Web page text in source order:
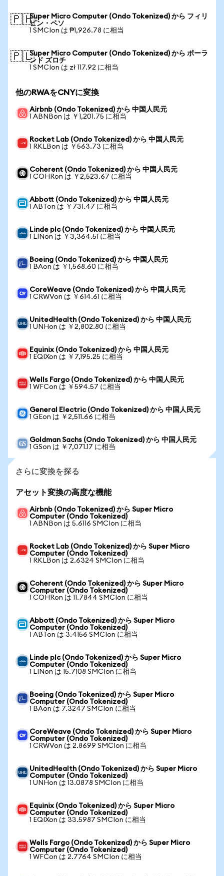
🇵🇭Super Micro Computer (Ondo Tokenized) から フィリ
ピン・ペソ
1 SMCIon は ₱1,926.78 に相当
🇵🇱Super Micro Computer (Ondo Tokenized) から ポーラ
ンド ズロチ
1 SMCIon は zł 117.92 に相当
他のRWAをCNYに変換
Airbnb (Ondo Tokenized) から 中国人民元
1 ABNBon は ￥1,201.75 に相当
Rocket Lab (Ondo Tokenized) から 中国人民元
1 RKLBon は ￥563.73 に相当
Coherent (Ondo Tokenized) から 中国人民元
1 COHRon は ￥2,523.67 に相当
Abbott (Ondo Tokenized) から 中国人民元
1 ABTon は ￥731.47 に相当
Linde plc (Ondo Tokenized) から 中国人民元
1 LINon は ￥3,364.51 に相当
Boeing (Ondo Tokenized) から 中国人民元
1 BAon は ￥1,568.60 に相当
CoreWeave (Ondo Tokenized) から 中国人民元
1 CRWVon は ￥614.61 に相当
UnitedHealth (Ondo Tokenized) から 中国人民元
1 UNHon は ￥2,802.80 に相当
Equinix (Ondo Tokenized) から 中国人民元
1 EQIXon は ￥7,195.25 に相当
Wells Fargo (Ondo Tokenized) から 中国人民元
1 WFCon は ￥594.57 に相当
General Electric (Ondo Tokenized) から 中国人民元
1 GEon は ￥2,511.66 に相当
Goldman Sachs (Ondo Tokenized) から 中国人民元
1 GSon は ￥7,071.17 に相当
さらに変換を探る
アセット変換の高度な機能
Airbnb (Ondo Tokenized) から Super Micro
Computer (Ondo Tokenized)
1 ABNBon は 5.6116 SMCIon に相当
Rocket Lab (Ondo Tokenized) から Super Micro
Computer (Ondo Tokenized)
1 RKLBon は 2.6324 SMCIon に相当
Coherent (Ondo Tokenized) から Super Micro
Computer (Ondo Tokenized)
1 COHRon は 11.7844 SMCIon に相当
Abbott (Ondo Tokenized) から Super Micro
Computer (Ondo Tokenized)
1 ABTon は 3.4156 SMCIon に相当
Linde plc (Ondo Tokenized) から Super Micro
Computer (Ondo Tokenized)
1 LINon は 15.7108 SMCIon に相当
Boeing (Ondo Tokenized) から Super Micro
Computer (Ondo Tokenized)
1 BAon は 7.3247 SMCIon に相当
CoreWeave (Ondo Tokenized) から Super Micro
Computer (Ondo Tokenized)
1 CRWVon は 2.8699 SMCIon に相当
UnitedHealth (Ondo Tokenized) から Super Micro
Computer (Ondo Tokenized)
1 UNHon は 13.0878 SMCIon に相当
Equinix (Ondo Tokenized) から Super Micro
Computer (Ondo Tokenized)
1 EQIXon は 33.5987 SMCIon に相当
Wells Fargo (Ondo Tokenized) から Super Micro
Computer (Ondo Tokenized)
1 WFCon は 2.7764 SMCIon に相当